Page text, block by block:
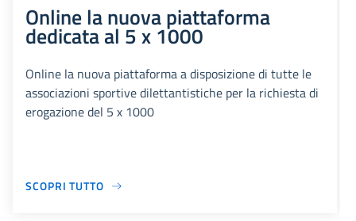
Online la nuova piattaforma
dedicata al 5 x 1000
Online la nuova piattaforma a disposizione di tutte le
associazioni sportive dilettantistiche per la richiesta di
erogazione del 5 x 1000
SCOPRI TUTTO